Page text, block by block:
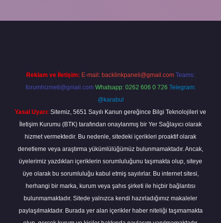
Reklam ve İletişim: E-mail: backlinkpaneli@gmail.com Teams:
forumhizmeti@gmail.com Whatsapp: 0262 606 0 726 Telegram:
@karabul
Yasal Uyarı: Sitemiz, 5651 Sayılı Kanun gereğince Bilgi Teknolojileri ve
İletişim Kurumu (BTK) tarafından onaylanmış bir Yer Sağlayıcı olarak
hizmet vermektedir. Bu nedenle, sitedeki içerikleri proaktif olarak
denetleme veya araştırma yükümlülüğümüz bulunmamaktadır. Ancak,
üyelerimiz yazdıkları içeriklerin sorumluluğunu taşımakta olup, siteye
üye olarak bu sorumluluğu kabul etmiş sayılırlar. Bu internet sitesi,
herhangi bir marka, kurum veya şahıs şirketi ile hiçbir bağlantısı
bulunmamaktadır. Sitede yalnızca kendi hazırladığımız makaleler
paylaşılmaktadır. Burada yer alan içerikler haber niteliği taşımamakta